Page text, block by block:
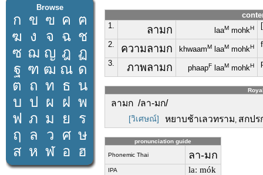
Browse
ก ข ฃ ค ฅ
ฆ ง จ ฉ ช
ซ ฌ ญ ฎ ฏ
ฐ ฑ ฒ ณ ด
ต ถ ท ธ น
บ ป ผ ฝ พ
ฟ ภ ม ย
ร
ฤ
ล ว ศ ษ
ส ห ฬ อ ฮ
1.
ลามก laaM mohkH
2. ความลามก khwaamM laaM mohkH
3. ภาพลามก phaapF laaM mohkH
ลามก /ลา-มก/
[วิเศษณ์] หยาบช้าเลวทราม, สกปร
pronunciation guide
Phonemic Thai ลา-มก
IPA laː mók